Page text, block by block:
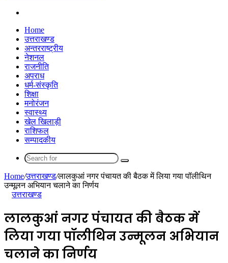
Home
उत्तराखण्ड
अन्तरराष्ट्रीय
नेशनल
राजनीति
अपराध
धर्म-संस्कृति
शिक्षा
मनोरंजन
स्वास्थ्य
खेल खिलाड़ी
राशिफल
सम्पादकीय
Search
for
Home/उत्तराखण्ड/लालकुआं नगर पंचायत की बैठक में लिया गया पॉलीथिन
उन्मूलन अभियान चलाने का निर्णय
उत्तराखण्ड
लालकुआं नगर पंचायत की बैठक में
लिया गया पॉलीथिन उन्मूलन अभियान
चलाने का निर्णय